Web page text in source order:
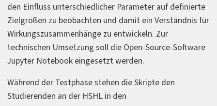
den Einfluss unterschiedlicher Parameter auf definierte
Zielgrößen zu beobachten und damit ein Verständnis für
Wirkungszusammenhänge zu entwickeln. Zur
technischen Umsetzung soll die Open-Source-Software
Jupyter Notebook eingesetzt werden.
Während der Testphase stehen die Skripte den
Studierenden an der HSHL in den